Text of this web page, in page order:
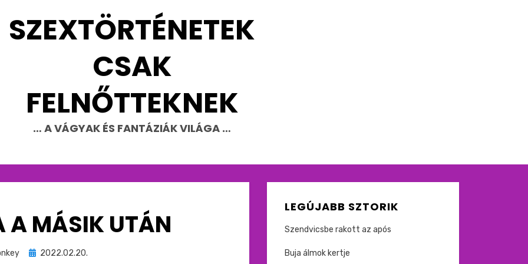
SZEXTÖRTÉNETEK
CSAK
FELNŐTTEKNEK
… A VÁGYAK ÉS FANTÁZIÁK VILÁGA …
A MÁSIK UTÁN
Beküldve
2022.02.20.
LEGÚJABB SZTORIK
Szendvicsbe rakott az após
Buja álmok kertje